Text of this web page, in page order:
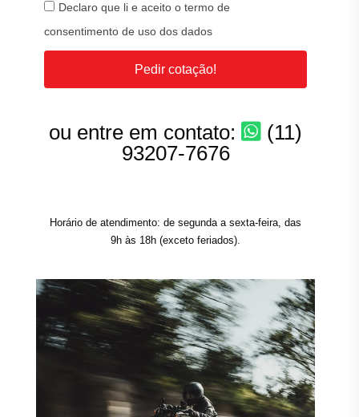
Declaro que li e aceito o termo de
consentimento de uso dos dados
Pedir cotação!
ou entre em contato:
(11)
93207-7676
Horário de atendimento: de segunda a sexta-feira, das
9h às 18h (exceto feriados).